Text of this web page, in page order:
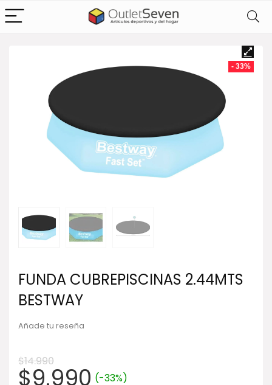
- 33%
FUNDA CUBREPISCINAS 2.44MTS
BESTWAY
Añade tu reseña
$14.990
El
$9.990El
(-33%)